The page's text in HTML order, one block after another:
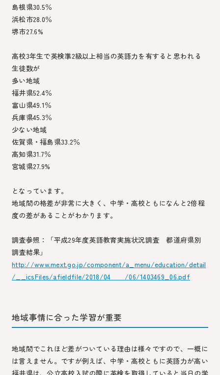
島根県30.5％
浜松市28.0％
堺市27.6%
高校3年生で英検準2級以上相当の英語力を有すると思われる
生徒数が
多い地域
福井県52.4％
富山県49.1％
兵庫県45.3％
少ない地域
佐賀県・福島県33.2％
高知県31.7％
宮城県27.9%
となっています。
地域間の格差が非常に大きく、中学・高校ともになんと2倍程
度の差があることがわかります。
調査参照：「平成29年度英語教育実施状況調査 都道府県別
調査結果」
http://www.mext.go.jp/component/a_menu/education/detail
/__icsFiles/afieldfile/2018/04 /06/1403469_06.pdf
地域事情に合った学習が重要
地域間でこれほど差がついている理由は様々ですので、一概に
は言えません。ですが例えば、中学・高校ともに英語力が高い
福井県は、公立高校入試の際に英検を取得していると当日の学